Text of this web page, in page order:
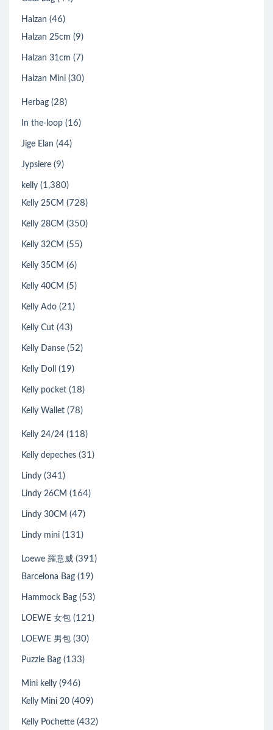
Halzan (46)
Halzan 25cm (9)
Halzan 31cm (7)
Halzan Mini (30)
Herbag (28)
In the-loop (16)
Jige Elan (44)
Jypsiere (9)
kelly (1,380)
Kelly 25CM (728)
Kelly 28CM (350)
Kelly 32CM (55)
Kelly 35CM (6)
Kelly 40CM (5)
Kelly Ado (21)
Kelly Cut (43)
Kelly Danse (52)
Kelly Doll (19)
Kelly pocket (18)
Kelly Wallet (78)
Kelly 24/24 (118)
Kelly depeches (31)
Lindy (341)
Lindy 26CM (164)
Lindy 30CM (47)
Lindy mini (131)
Loewe 羅意威 (391)
Barcelona Bag (19)
Hammock Bag (53)
LOEWE 女包 (121)
LOEWE 男包 (30)
Puzzle Bag (133)
Mini kelly (946)
Kelly Mini 20 (409)
Kelly Pochette (432)